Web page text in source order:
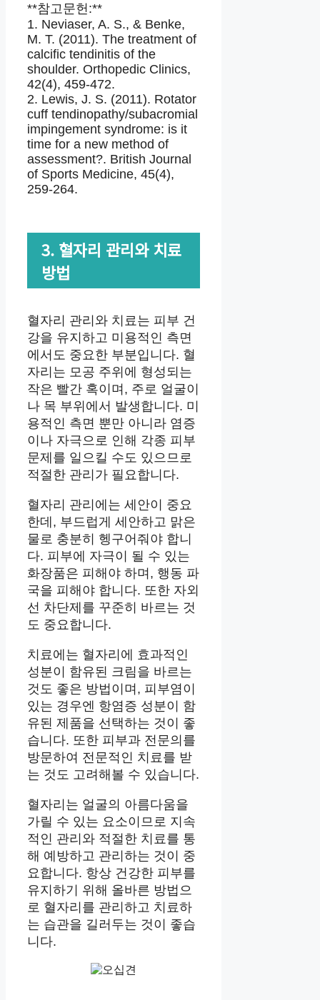
**참고문헌:**
1. Neviaser, A. S., & Benke,
M. T. (2011). The treatment of
calcific tendinitis of the
shoulder. Orthopedic Clinics,
42(4), 459-472.
2. Lewis, J. S. (2011). Rotator
cuff tendinopathy/subacromial
impingement syndrome: is it
time for a new method of
assessment?. British Journal
of Sports Medicine, 45(4),
259-264.
3. 혈자리 관리와 치료
방법
혈자리 관리와 치료는 피부 건
강을 유지하고 미용적인 측면
에서도 중요한 부분입니다. 혈
자리는 모공 주위에 형성되는
작은 빨간 혹이며, 주로 얼굴이
나 목 부위에서 발생합니다. 미
용적인 측면 뿐만 아니라 염증
이나 자극으로 인해 각종 피부
문제를 일으킬 수도 있으므로
적절한 관리가 필요합니다.
혈자리 관리에는 세안이 중요
한데, 부드럽게 세안하고 맑은
물로 충분히 헹구어줘야 합니
다. 피부에 자극이 될 수 있는
화장품은 피해야 하며, 행동 파
국을 피해야 합니다. 또한 자외
선 차단제를 꾸준히 바르는 것
도 중요합니다.
치료에는 혈자리에 효과적인
성분이 함유된 크림을 바르는
것도 좋은 방법이며, 피부염이
있는 경우엔 항염증 성분이 함
유된 제품을 선택하는 것이 좋
습니다. 또한 피부과 전문의를
방문하여 전문적인 치료를 받
는 것도 고려해볼 수 있습니다.
혈자리는 얼굴의 아름다움을
가릴 수 있는 요소이므로 지속
적인 관리와 적절한 치료를 통
해 예방하고 관리하는 것이 중
요합니다. 항상 건강한 피부를
유지하기 위해 올바른 방법으
로 혈자리를 관리하고 치료하
는 습관을 길러두는 것이 좋습
니다.